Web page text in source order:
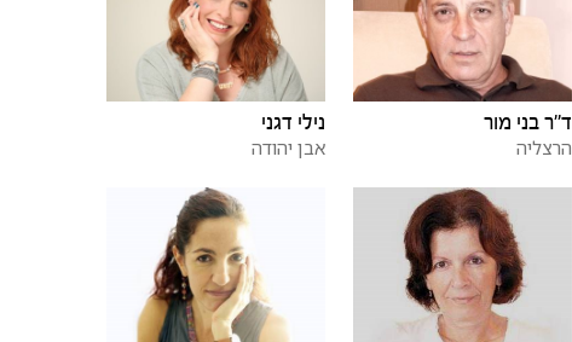
ד"ר בני מור
הרצליה
נילי דגני
אבן יהודה